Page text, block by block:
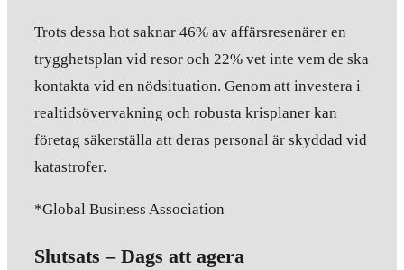
Trots dessa hot saknar 46% av affärsresenärer en
trygghetsplan vid resor och 22% vet inte vem de ska
kontakta vid en nödsituation. Genom att investera i
realtidsövervakning och robusta krisplaner kan
företag säkerställa att deras personal är skyddad vid
katastrofer.
*Global Business Association
Slutsats – Dags att agera